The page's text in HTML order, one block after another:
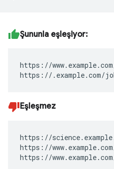
Şununla eşleşiyor:
https://
https://.example.com/
Eşleşmez
https://
https://
https://